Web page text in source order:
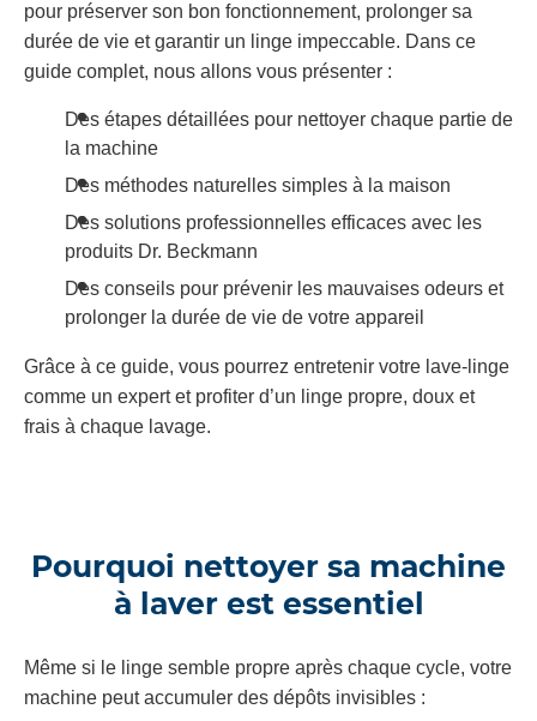
pour préserver son bon fonctionnement, prolonger sa
durée de vie et garantir un linge impeccable. Dans ce
guide complet, nous allons vous présenter :
Des étapes détaillées pour nettoyer chaque partie de
la machine
Des méthodes naturelles simples à la maison
Des solutions professionnelles efficaces avec les
produits Dr. Beckmann
Des conseils pour prévenir les mauvaises odeurs et
prolonger la durée de vie de votre appareil
Grâce à ce guide, vous pourrez entretenir votre lave-linge
comme un expert et profiter d’un linge propre, doux et
frais à chaque lavage.
Pourquoi nettoyer sa machine
à laver est essentiel
Même si le linge semble propre après chaque cycle, votre
machine peut accumuler des dépôts invisibles :